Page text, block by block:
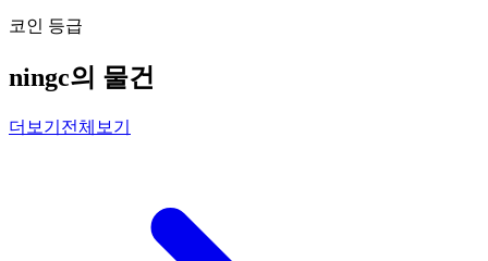
코인 등급
ningc의 물건
더보기 전체보기